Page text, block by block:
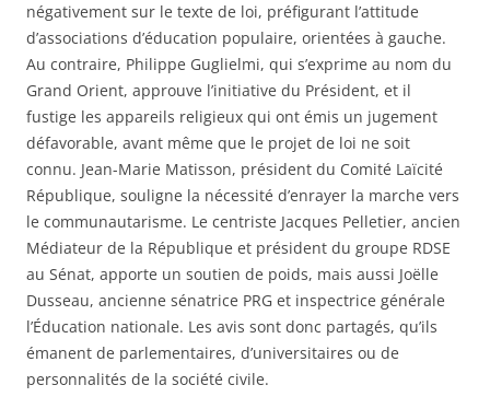
négativement sur le texte de loi, préfigurant l’attitude
d’associations d’éducation populaire, orientées à gauche.
Au contraire, Philippe Guglielmi, qui s’exprime au nom du
Grand Orient, approuve l’initiative du Président, et il
fustige les appareils religieux qui ont émis un jugement
défavorable, avant même que le projet de loi ne soit
connu. Jean-Marie Matisson, président du Comité Laïcité
République, souligne la nécessité d’enrayer la marche vers
le communautarisme. Le centriste Jacques Pelletier, ancien
Médiateur de la République et président du groupe RDSE
au Sénat, apporte un soutien de poids, mais aussi Joëlle
Dusseau, ancienne sénatrice PRG et inspectrice générale
l’Éducation nationale. Les avis sont donc partagés, qu’ils
émanent de parlementaires, d’universitaires ou de
personnalités de la société civile.